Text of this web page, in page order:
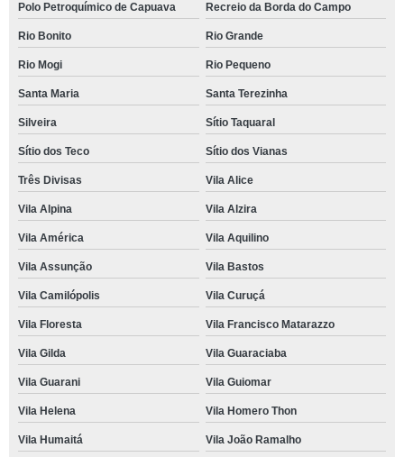
Polo Petroquímico de Capuava Recreio da Borda do Campo
Rio Bonito Rio Grande
Rio Mogi Rio Pequeno
Santa Maria Santa Terezinha
Silveira Sítio Taquaral
Sítio dos Teco Sítio dos Vianas
Três Divisas Vila Alice
Vila Alpina Vila Alzira
Vila América Vila Aquilino
Vila Assunção Vila Bastos
Vila Camilópolis Vila Curuçá
Vila Floresta Vila Francisco Matarazzo
Vila Gilda Vila Guaraciaba
Vila Guarani Vila Guiomar
Vila Helena Vila Homero Thon
Vila Humaitá Vila João Ramalho